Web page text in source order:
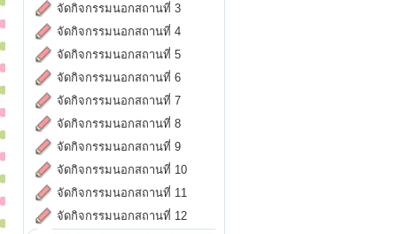
จัดกิจกรรมนอกสถานที่ 3
จัดกิจกรรมนอกสถานที่ 4
จัดกิจกรรมนอกสถานที่ 5
จัดกิจกรรมนอกสถานที่ 6
จัดกิจกรรมนอกสถานที่ 7
จัดกิจกรรมนอกสถานที่ 8
จัดกิจกรรมนอกสถานที่ 9
จัดกิจกรรมนอกสถานที่ 10
จัดกิจกรรมนอกสถานที่ 11
จัดกิจกรรมนอกสถานที่ 12